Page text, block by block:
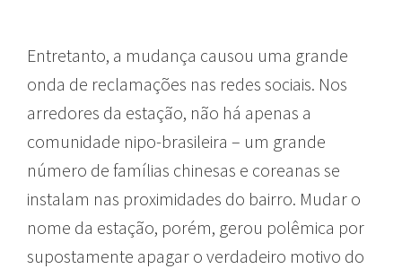
Entretanto, a mudança causou uma grande
onda de reclamações nas redes sociais. Nos
arredores da estação, não há apenas a
comunidade nipo-brasileira – um grande
número de famílias chinesas e coreanas se
instalam nas proximidades do bairro. Mudar o
nome da estação, porém, gerou polêmica por
supostamente apagar o verdadeiro motivo do